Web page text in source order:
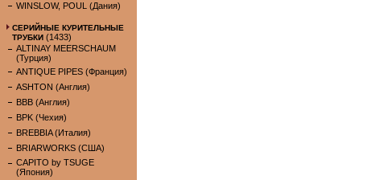
WINSLOW, POUL (Дания)
СЕРИЙНЫЕ КУРИТЕЛЬНЫЕ
ТРУБКИ (1433)
ALTINAY MEERSCHAUM
(Турция)
ANTIQUE PIPES (Франция)
ASHTON (Англия)
BBB (Англия)
BPK (Чехия)
BREBBIA (Италия)
BRIARWORKS (США)
CAPITO by TSUGE
(Япония)